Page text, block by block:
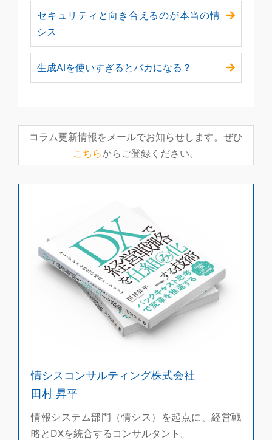
セキュリティと向き合えるのが本当の情
シス
生成AIを使いすぎるとバカになる？
コラム更新情報をメールでお知らせします。ぜひ
こちらからご登録ください。
情シスコンサルティング株式会社
田村 昇平
情報システム部門（情シス）を起点に、経営戦
略とDXを統合するコンサルタント。